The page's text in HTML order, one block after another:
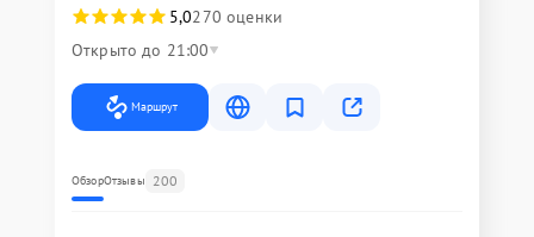
5,0270 оценки
Открыто до 21:00
Маршрут
ОбзорОтзывы 200